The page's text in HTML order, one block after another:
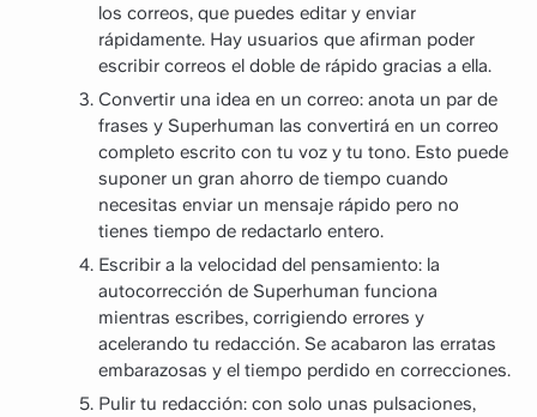
los correos, que puedes editar y enviar
rápidamente. Hay usuarios que afirman poder
escribir correos el doble de rápido gracias a ella.
Convertir una idea en un correo: anota un par de
frases y Superhuman las convertirá en un correo
completo escrito con tu voz y tu tono. Esto puede
suponer un gran ahorro de tiempo cuando
necesitas enviar un mensaje rápido pero no
tienes tiempo de redactarlo entero.
Escribir a la velocidad del pensamiento: la
autocorrección de Superhuman funciona
mientras escribes, corrigiendo errores y
acelerando tu redacción. Se acabaron las erratas
embarazosas y el tiempo perdido en correcciones.
Pulir tu redacción: con solo unas pulsaciones,